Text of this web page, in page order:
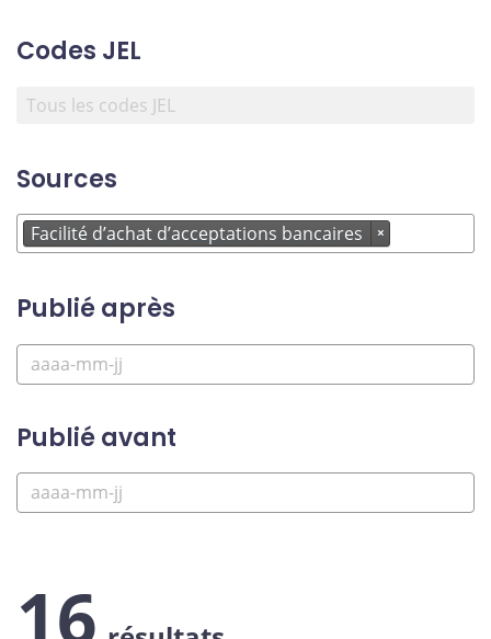
Codes JEL
Sources
Facilité d’achat d’acceptations bancaires ×
Publié après
Publié avant
16